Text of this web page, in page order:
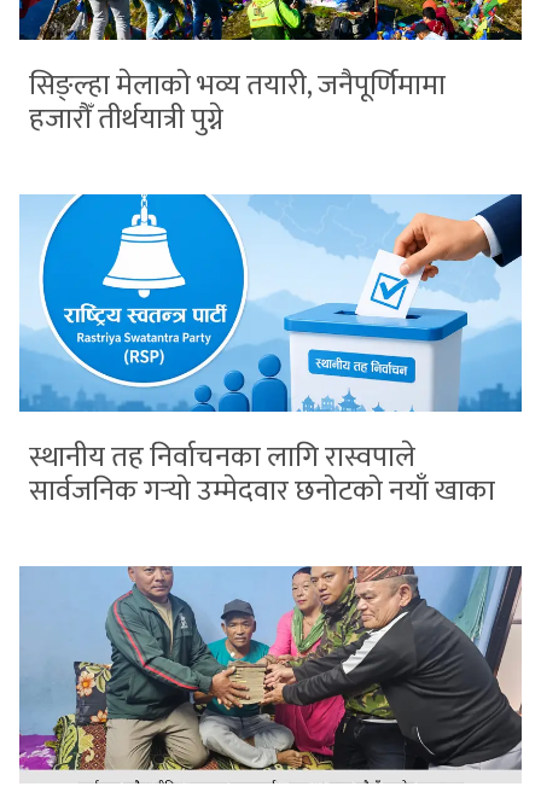
सिङ्ल्हा मेलाको भव्य तयारी, जनैपूर्णिमामा
हजारौँ तीर्थयात्री पुग्ने
स्थानीय तह निर्वाचनका लागि रास्वपाले
सार्वजनिक गर्‍यो उम्मेदवार छनोटको नयाँ खाका